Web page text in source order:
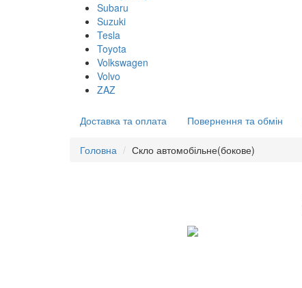
Subaru
Suzuki
Tesla
Toyota
Volkswagen
Volvo
ZAZ
Доставка та оплата Повернення та обмін
Головна Скло автомобільне(бокове)